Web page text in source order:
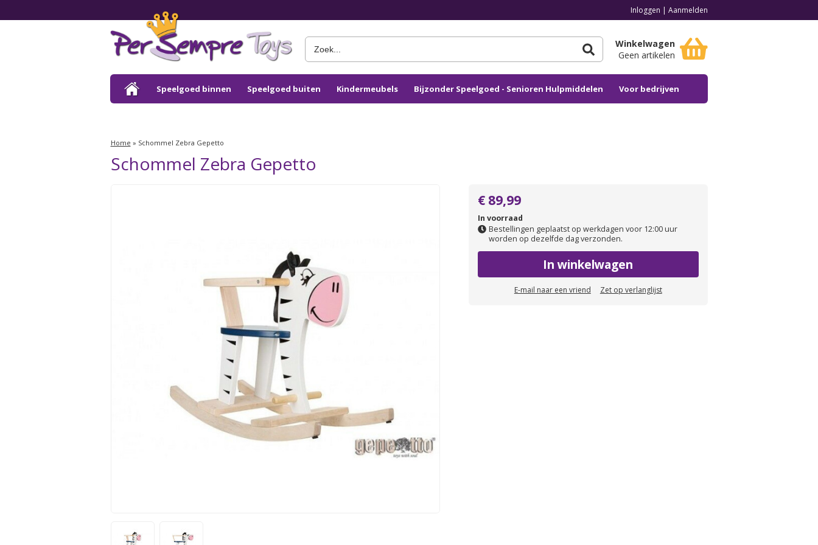
Inloggen | Aanmelden
Winkelwagen
Geen artikelen
Speelgoed binnen Speelgoed buiten Kindermeubels Bijzonder Speelgoed - Senioren Hulpmiddelen Voor bedrijven
Home » Schommel Zebra Gepetto
Schommel Zebra Gepetto
€ 89,99
In voorraad
Bestellingen geplaatst op werkdagen voor 12:00 uur
worden op dezelfde dag verzonden.
In winkelwagen
E-mail naar een vriend Zet op verlanglijst